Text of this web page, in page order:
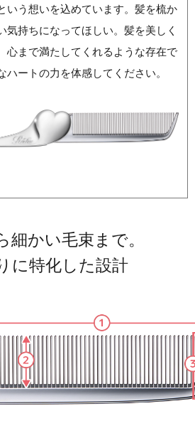
いう想いを込めています。髪を梳か
気持ちになってほしい。髪を美しく
心まで満たしてくれるような存在で
ハートの力を体感してください。
細かい毛束まで。
に特化した設計